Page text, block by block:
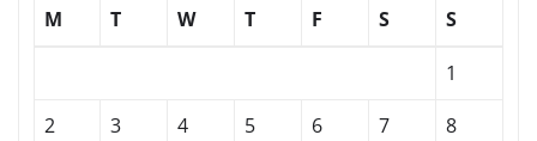
M
T W T F S S
1
2
3 4 5 6 7
8